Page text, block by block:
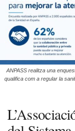
ANPASS realitza una
qualifica com a regular la